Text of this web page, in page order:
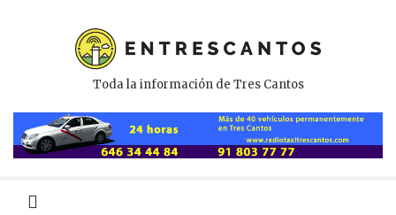
Toda la información de Tres Cantos